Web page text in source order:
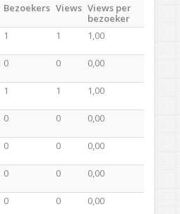
Bezoekers Views Views per
bezoeker
1 1 1,00
0 0 0,00
1 1 1,00
0 0 0,00
0 0 0,00
0 0 0,00
0 0 0,00